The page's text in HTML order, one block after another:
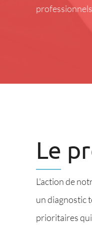
Le
L'action de
un diagnostic
prioritaires